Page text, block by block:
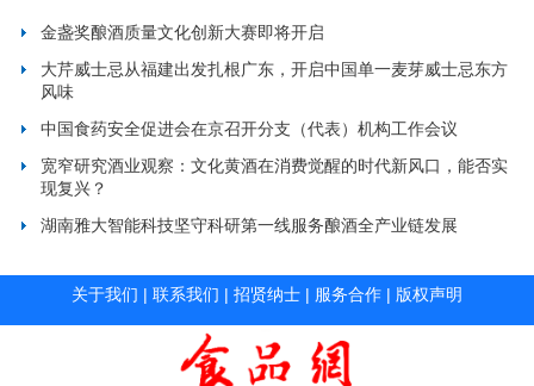
金盏奖酿酒质量文化创新大赛即将开启
大芹威士忌从福建出发扎根广东，开启中国单一麦芽威士忌东方
风味
中国食药安全促进会在京召开分支（代表）机构工作会议
宽窄研究酒业观察：文化黄酒在消费觉醒的时代新风口，能否实
现复兴？
湖南雅大智能科技坚守科研第一线服务酿酒全产业链发展
关于我们 | 联系我们 | 招贤纳士 | 服务合作 | 版权声明